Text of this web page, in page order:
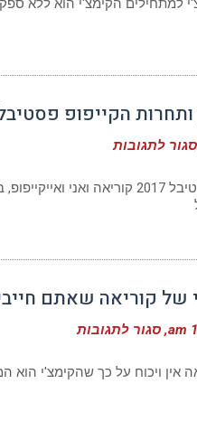
למתחילים הקימצ'י הוא ללא
סגור לתגובות
כנס
כנס האנגוקון ותחרות הקייפופ
קוריאה שאתם
סגור לתגובות
המאכל
אין ויכוח על כך שהקימצ'י הוא